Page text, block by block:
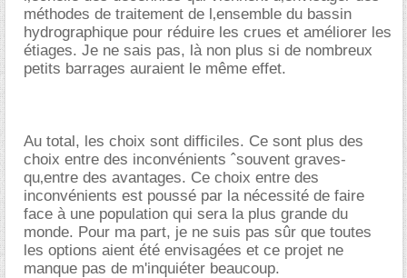
méthodes de traitement de l‚ensemble du bassin
hydrographique pour réduire les crues et améliorer les
étiages. Je ne sais pas, là non plus si de nombreux
petits barrages auraient le même effet.
Au total, les choix sont difficiles. Ce sont plus des
choix entre des inconvénients ˆsouvent graves-
qu‚entre des avantages. Ce choix entre des
inconvénients est poussé par la nécessité de faire
face à une population qui sera la plus grande du
monde. Pour ma part, je ne suis pas sûr que toutes
les options aient été envisagées et ce projet ne
manque pas de m'inquiéter beaucoup.